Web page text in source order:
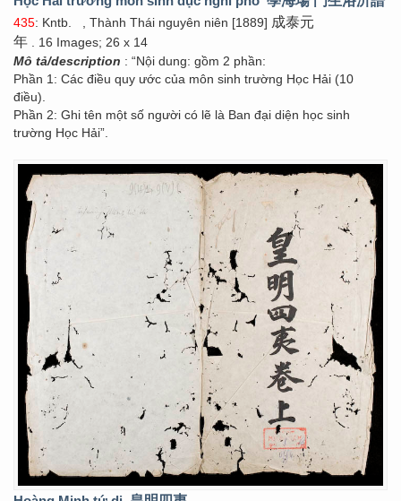
435: Kntb. , Thành Thái nguyên niên [1889] 成泰元
年 . 16 Images; 26 x 14
Mô tả/description : “Nội dung: gồm 2 phần:
Phần 1: Các điều quy ước của môn sinh trường Học Hải (10
điều).
Phần 2: Ghi tên một số người có lẽ là Ban đại diện học sinh
trường Học Hải”.